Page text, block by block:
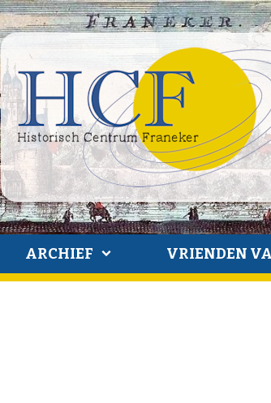
ARCHIEF VRIENDEN